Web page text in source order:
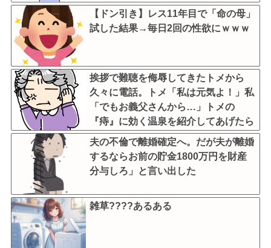
後輩たちを可愛がっていた恩が最高形
で返ってきた
【ドン引き】レス11年目で「命の母」
試した結果→毎日2回の性欲にｗｗｗ
挨拶で難聴を侮辱してきたトメから
久々に電話。トメ「私は元気よ！」私
「でもお義父さんから…」トメの
『痔』に効く温泉を紹介してあげたら
大発狂した←お義父さんノリノリで温
泉行ってて草
夫の不倫で離婚確定へ。だが夫が離婚
するならお前の貯金1800万円を財産
分与しろ」と言い出した
雑草????あるある